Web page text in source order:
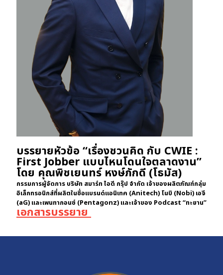
บรรยายหัวข้อ “เรื่องชวนคิด กับ CWIE :
First Jobber แบบไหนโดนใจตลาดงาน”
โดย คุณพิชเยนทร์ หงษ์ภักดี (โธมัส)
กรรมการผู้จัดการ บริษัท สมาร์ท ไอดี กรุ๊ป จำกัด เจ้าของผลิตภัณฑ์กลุ่ม
อิเล็กทรอนิกส์ที่ผลิตในชื่อแบรนด์แอนิเทค (Anitech) โนบิ (Nobi) เอจี
(aG) และเพนทากอนซ์ (Pentagonz) และเจ้าของ Podcast “ทะยาน”
เอกสารบรรยาย